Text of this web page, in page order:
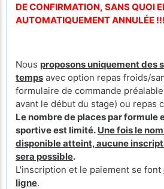
DE CONFIRMATION, SANS QUOI
AUTOMATIQUEMENT ANNULÉE !!!
Nous proposons uniquement des
temps avec option repas froids/
formulaire de commande
avant le début du stage) ou repas
Le nombre de places par formule
sportive est limité. Une fois le
disponible atteint, aucune
sera possible.
L'inscription et le paiement se font
ligne.